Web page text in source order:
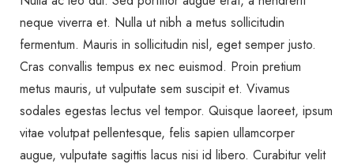
neque viverra et. Nulla ut nibh a metus sollicitudin
fermentum. Mauris in sollicitudin nisl, eget semper justo.
Cras convallis tempus ex nec euismod. Proin pretium
metus mauris, ut vulputate sem suscipit et. Vivamus
sodales egestas lectus vel tempor. Quisque laoreet, ipsum
vitae volutpat pellentesque, felis sapien ullamcorper
augue, vulputate sagittis lacus nisi id libero. Curabitur velit